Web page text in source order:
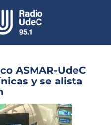
UdeC en vivo
Somos
ASMAR-UdeC
y se alista